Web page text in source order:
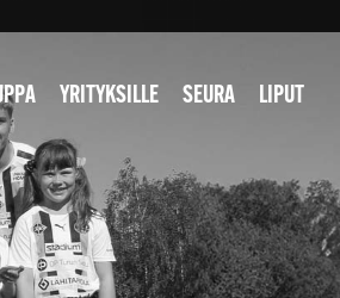
YRITYKSILLE SEURA LIPUT